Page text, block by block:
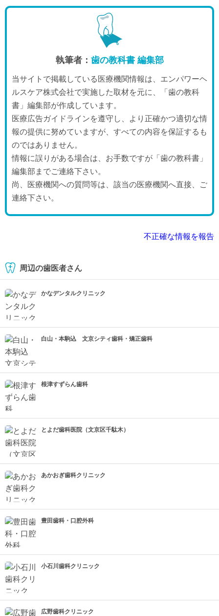
執筆者： 歯の教科書 編集部
当サイトで掲載している医療機関情報は、エンパワーヘ
ルスケア株式会社で実施した取材を元に、「歯の教科
書」編集部が作成しています。
医療広告ガイドラインを遵守し、より正確かつ適切な情
報の提供に努めていますが、すべての内容を保証するも
のではありません。
情報に誤りがある場合は、お手数ですが「歯の教科書」
編集部までご連絡下さい。
尚、医療機関への質問等は、該当の医療機関へ直接、ご
連絡下さい。
不正確な情報を報告
周辺の歯医者さん
かなデンタルクリニック
白山・本駒込 文京シティ歯科・矯正歯科
根津すずらん歯科
とよだ歯科医院（文京区千駄木）
あかおぎ歯科クリニック
豊田歯科・口腔外科
小石川歯科クリニック
広野歯科クリニック